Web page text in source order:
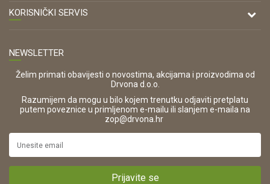
47000 Karlovac
OIB:
42821181683
16280
https://www.drvona.hr/
POREZNI BROJ:
O nama
KORISNIČKI SERVIS
Zaštita privatnosti i osobnih podataka
Korištenje kolačića
Pravo na odustajanje i jednostrani raskid ugovora
Reklamacije
Plaćanje karticama
NEWSLETTER
Želim primati obavijesti o novostima, akcijama i proizvodima od
Drvona d.o.o.
Razumijem da mogu u bilo kojem trenutku odjaviti pretplatu
putem poveznice u primljenom e-mailu ili slanjem e-maila na
zop@drvona.hr
Prijavite se